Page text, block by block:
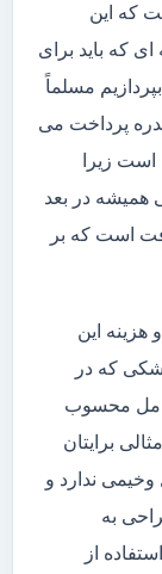
که این
که باید برای
مسلماً
پرداخت می
زیرا
همیشه در بعد
است که بر
این
که در
محسوب
برایتان
ندارد و
به
از